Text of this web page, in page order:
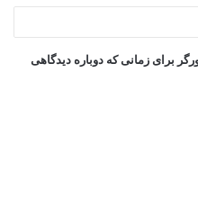
برای زمانی که دوباره دیدگاهی